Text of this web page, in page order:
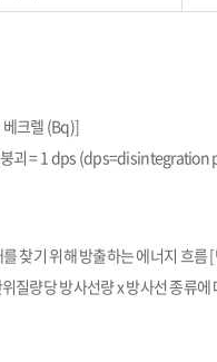
베크렐 (Bq)]
괴 = 1 dps (dps=disintegration
찾기 위해 방출하는 에너지 흐름[
량당 방사선량 x 방사선 종류에